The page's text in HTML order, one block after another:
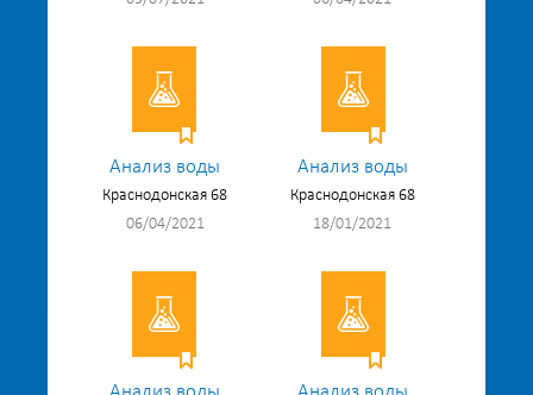
Анализ воды
Краснодонская 68
06/04/2021
Анализ воды
Краснодонская 68
18/01/2021